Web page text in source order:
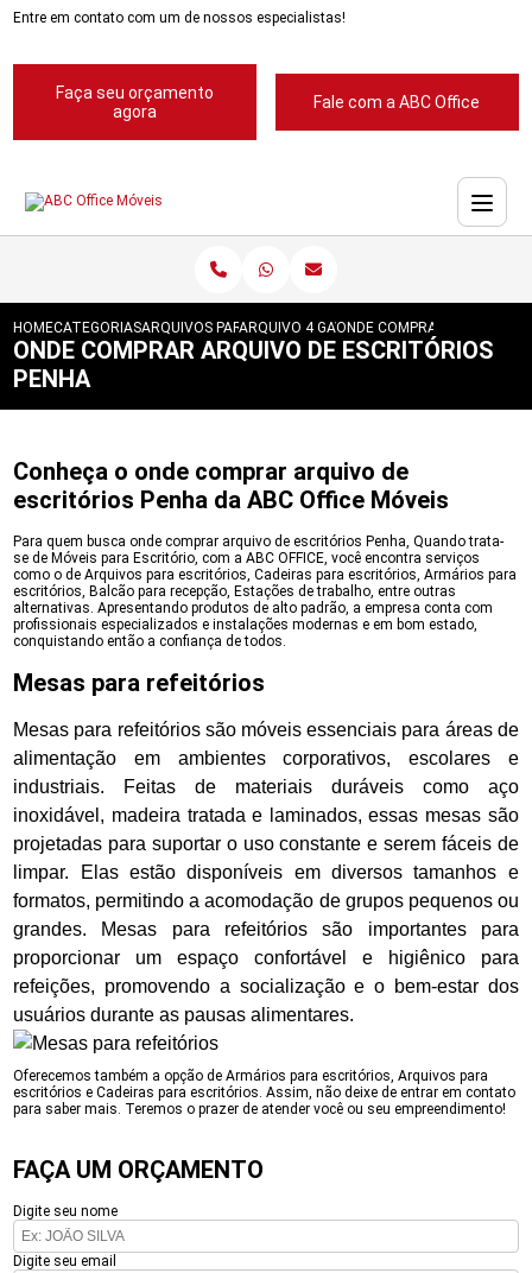
Entre em contato com um de nossos especialistas!
Faça seu orçamento
agora
Fale com a ABC Office
HOMECATEGORIASARQUIVOS PARA ESCRITORIOS
ARQUIVO 4 GAVETAS PARA ESCRITORIOS
ONDE COMPRAR ARQUIVO
ONDE COMPRAR ARQUIVO DE ESCRITÓRIOS
PENHA
Conheça o onde comprar arquivo de
escritórios Penha da ABC Office Móveis
Para quem busca onde comprar arquivo de escritórios Penha, Quando trata-
se de Móveis para Escritório, com a ABC OFFICE, você encontra serviços
como o de Arquivos para escritórios, Cadeiras para escritórios, Armários para
escritórios, Balcão para recepção, Estações de trabalho, entre outras
alternativas. Apresentando produtos de alto padrão, a empresa conta com
profissionais especializados e instalações modernas e em bom estado,
conquistando então a confiança de todos.
Mesas para refeitórios
Mesas para refeitórios são móveis essenciais para áreas de
alimentação em ambientes corporativos, escolares e
industriais. Feitas de materiais duráveis como aço
inoxidável, madeira tratada e laminados, essas mesas são
projetadas para suportar o uso constante e serem fáceis de
limpar. Elas estão disponíveis em diversos tamanhos e
formatos, permitindo a acomodação de grupos pequenos ou
grandes. Mesas para refeitórios são importantes para
proporcionar um espaço confortável e higiênico para
refeições, promovendo a socialização e o bem-estar dos
usuários durante as pausas alimentares.
Oferecemos também a opção de Armários para escritórios, Arquivos para
escritórios e Cadeiras para escritórios. Assim, não deixe de entrar em contato
para saber mais. Teremos o prazer de atender você ou seu empreendimento!
FAÇA UM ORÇAMENTO
Digite seu nome
Digite seu email